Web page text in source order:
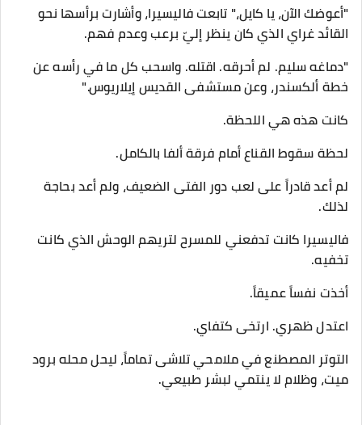
​"أعوضك الآن، يا كايل،" تابعت فاليسيرا، وأشارت برأسها نحو
القائد غراي الذي كان ينظر إليّ برعب وعدم فهم.
"دماغه سليم. لم أحرقه. اقتله. واسحب كل ما في رأسه عن
خطة ألكسندر، وعن مستشفى القديس إيلاريوس."
​كانت هذه هي اللحظة.
لحظة سقوط القناع أمام فرقة ألفا بالكامل.
​لم أعد قادراً على لعب دور الفتى الضعيف، ولم أعد بحاجة
لذلك.
فاليسيرا كانت تدفعني للمسرح لتريهم الوحش الذي كانت
تخفيه.
​أخذت نفساً عميقاً.
​اعتدل ظهري. ارتخى كتفاي.
التوتر المصطنع في ملامحي تلاشى تماماً، ليحل محله برود
ميت، وظلام لا ينتمي لبشر طبيعي.